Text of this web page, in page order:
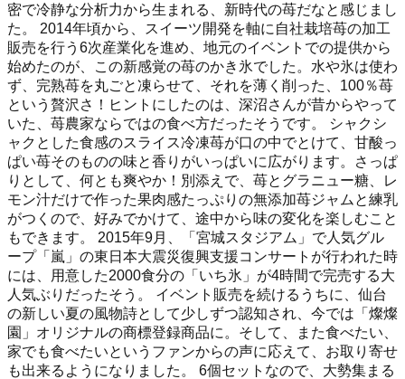
密で冷静な分析力から生まれる、新時代の苺だなと感じまし
た。 2014年頃から、スイーツ開発を軸に自社栽培苺の加工
販売を行う6次産業化を進め、地元のイベントでの提供から
始めたのが、この新感覚の苺のかき氷でした。水や氷は使わ
ず、完熟苺を丸ごと凍らせて、それを薄く削った、100％苺
という贅沢さ！ヒントにしたのは、深沼さんが昔からやって
いた、苺農家ならではの食べ方だったそうです。 シャクシ
ャクとした食感のスライス冷凍苺が口の中でとけて、甘酸っ
ぱい苺そのものの味と香りがいっぱいに広がります。さっぱ
りとして、何とも爽やか！別添えで、苺とグラニュー糖、レ
モン汁だけで作った果肉感たっぷりの無添加苺ジャムと練乳
がつくので、好みでかけて、途中から味の変化を楽しむこと
もできます。 2015年9月、「宮城スタジアム」で人気グル
ープ「嵐」の東日本大震災復興支援コンサートが行われた時
には、用意した2000食分の「いち氷」が4時間で完売する大
人気ぶりだったそう。 イベント販売を続けるうちに、仙台
の新しい夏の風物詩として少しずつ認知され、今では「燦燦
園」オリジナルの商標登録商品に。そして、また食べたい、
家でも食べたいというファンからの声に応えて、お取り寄せ
も出来るようになりました。 6個セットなので、大勢集まる